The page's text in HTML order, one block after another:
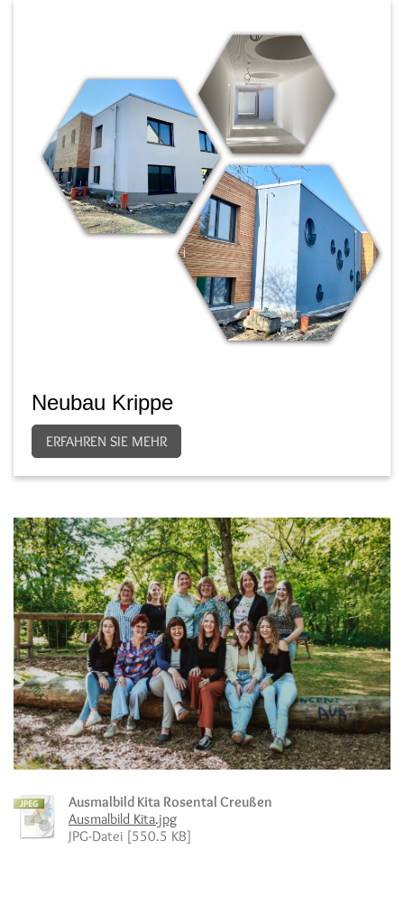
Neubau Krippe
ERFAHREN SIE MEHR
Ausmalbild Kita Rosental Creußen
Ausmalbild Kita.jpg
JPG-Datei [550.5 KB]